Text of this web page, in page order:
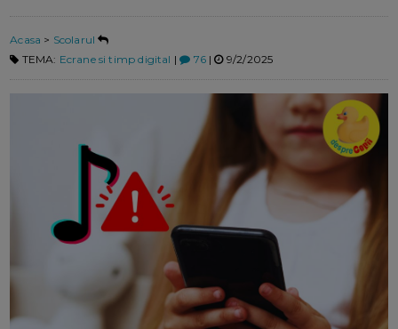
Acasa > Scolarul
TEMA: Ecrane si timp digital | 76| 9/2/2025